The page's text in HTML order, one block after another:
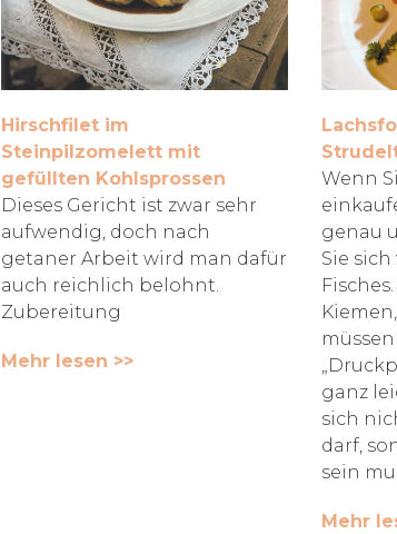
Hirschfilet im
Steinpilzomelett mit
gefüllten Kohlsprossen
Dieses Gericht ist zwar sehr
aufwendig, doch nach
getaner Arbeit wird man dafür
auch reichlich belohnt.
Zubereitung
Mehr lesen >>
Wenn
genau
Sie
ganz
sich
darf,
sein
Mehr